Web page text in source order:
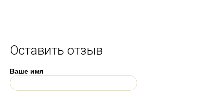
Оставить отзыв
Ваше имя